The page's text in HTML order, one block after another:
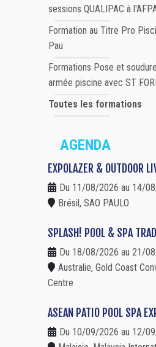
sessions QUALIPAC à
Formation au Titre Pro
Pau
Formations Pose et
armée piscine avec ST
Toutes les formations
AGENDA
EXPOLAZER & OUTDOOR
Du 11/08/2026 au 14/
Brésil, SAO PAULO
SPLASH! POOL & SPA
Du 18/08/2026 au 21/
Australie, Gold Coast
Centre
ASEAN PATIO POOL SPA
Du 10/09/2026 au 12/